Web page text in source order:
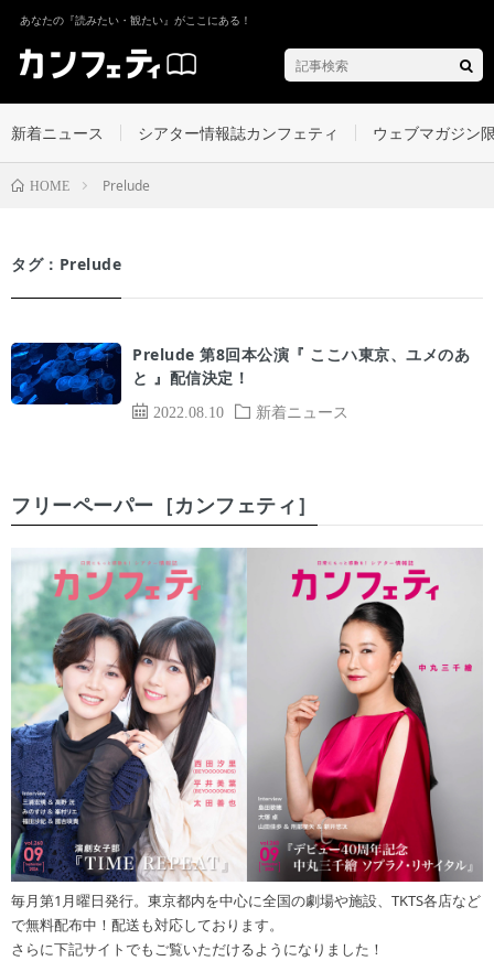
あなたの『読みたい・観たい』がここにある！
新着ニュース シアター情報誌カンフェティ ウェブマガジン
HOME Prelude
タグ：Prelude
2022.08.10 新着ニュース
Prelude 第8回本公演『 ここハ東京、ユメのあ
と 』配信決定！
フリーペーパー［カンフェティ］
毎月第1月曜日発行。東京都内を中心に全国の劇場や施設、TKTS各店など
で無料配布中！配送も対応しております。
さらに下記サイトでもご覧いただけるようになりました！